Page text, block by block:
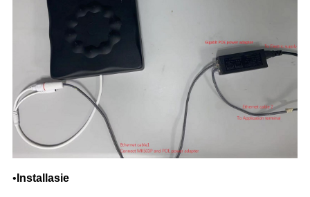
• Installasie